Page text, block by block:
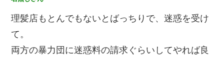
理髪店もとんでもないとばっちりで、迷惑を受け
て。
両方の暴力団に迷惑料の請求ぐらいしてやれば良